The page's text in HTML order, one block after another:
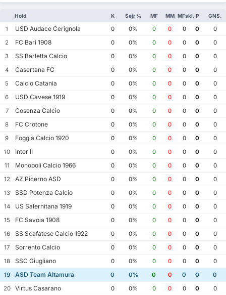
Hold K Sejr % MF MM MFskl. P GNS.
1 USD Audace Cerignola 0 0% 0 0 0 0
0
2
FC Bari 1908 0 0% 0 0 0 0
0
3
SS Barletta Calcio 0 0% 0 0 0 0
0
4
Casertana FC 0 0% 0 0 0 0
0
5
Calcio Catania 0 0% 0 0 0 0
0
6
USD Cavese 1919 0 0% 0 0 0 0
0
7
Cosenza Calcio 0 0% 0 0 0 0
0
8
FC Crotone 0 0% 0 0 0 0
0
9
Foggia Calcio 1920 0 0% 0 0 0 0
0
10
Inter II 0 0% 0 0 0 0
0
11
Monopoli Calcio 1966 0 0% 0 0 0 0
0
12
AZ Picerno ASD 0 0% 0 0 0 0
0
13
SSD Potenza Calcio 0 0% 0 0 0 0
0
14
US Salernitana 1919 0 0% 0 0 0 0
0
15
FC Savoia 1908 0 0% 0 0 0 0
0
16
SS Scafatese Calcio 1922 0 0% 0 0 0 0
0
17
Sorrento Calcio 0 0% 0 0 0 0
0
18
SSC Giugliano 0 0% 0 0 0 0
0
19
ASD Team Altamura 0 0% 0 0 0 0
0
20
Virtus Casarano 0 0% 0 0 0 0 0